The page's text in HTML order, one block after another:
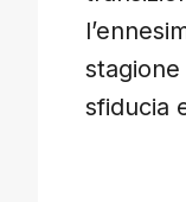
sfiducia